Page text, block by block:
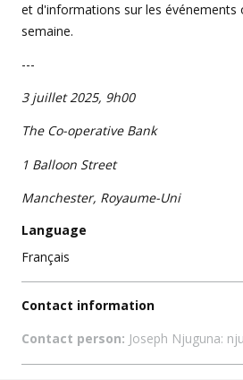
et d'informations sur les événements
semaine.
---
3 juillet 2025, 9h00
The Co-operative Bank
1 Balloon Street
Manchester, Royaume-Uni
Language
Français
Contact information
Contact person: Joseph Njuguna: